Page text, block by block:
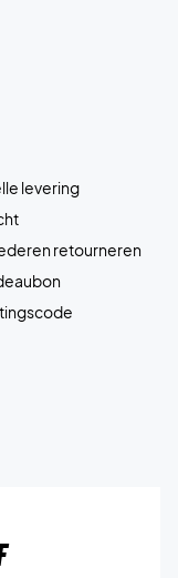
levering
retourneren